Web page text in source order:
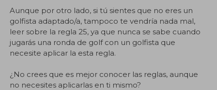
Aunque por otro lado, si tú sientes que no eres un
golfista adaptado/a, tampoco te vendría nada mal,
leer sobre la regla 25, ya que nunca se sabe cuando
jugarás una ronda de golf con un golfista que
necesite aplicar la esta regla.
¿No crees que es mejor conocer las reglas, aunque
no necesites aplicarlas en ti mismo?